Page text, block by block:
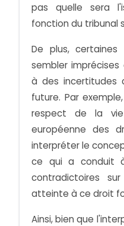
pas quelle sera
fonction du tribunal
De plus, certaines
sembler
à des incertitudes
future. Par
respect de la
européenne des
interpréter le
ce qui a conduit
contradictoires
atteinte à ce droit
Ainsi, bien que